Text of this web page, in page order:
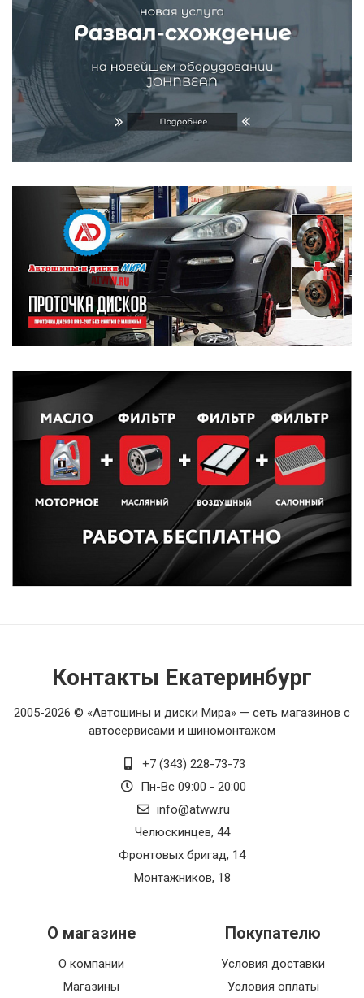
Контакты Екатеринбург
2005-2026 © «Автошины и диски Мира» — сеть магазинов с
автосервисами и шиномонтажом
+7 (343) 228-73-73
Пн-Вс 09:00 - 20:00
info@atww.ru
Челюскинцев, 44
Фронтовых бригад, 14
Монтажников, 18
О магазине
О компании
Магазины
Покупателю
Условия доставки
Условия оплаты